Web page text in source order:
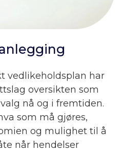
vedlikeholdsplan har
oversikten som
nå og i fremtiden.
som må gjøres,
og mulighet til å
når hendelser